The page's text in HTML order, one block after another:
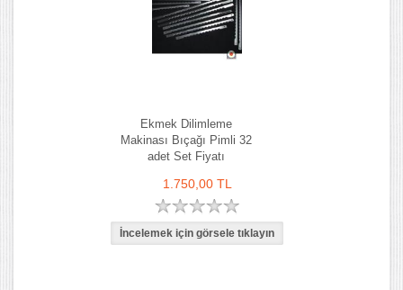
Ekmek Dilimleme
Makinası Bıçağı Pimli 32
adet Set Fiyatı
1.750,00 TL